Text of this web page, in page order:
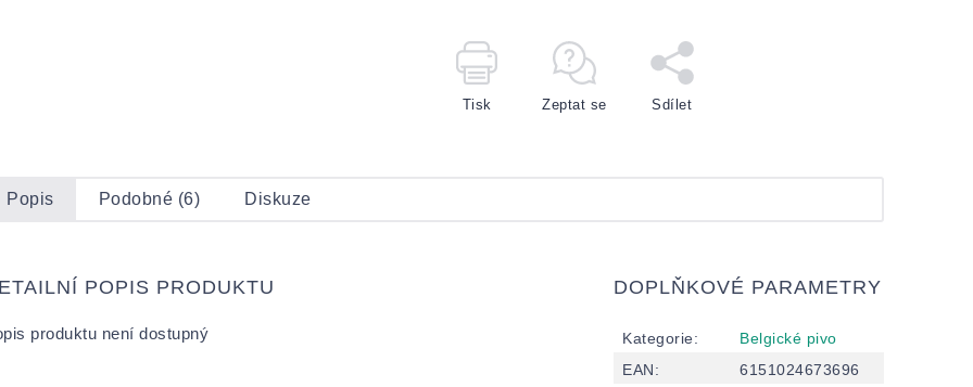
Tisk Zeptat se Sdílet
Popis Podobné (6) Diskuze
POPIS PRODUKTU
produktu není dostupný
DOPLŇKOVÉ PARAMETRY
Kategorie:
Belgické pivo
EAN:
6151024673696